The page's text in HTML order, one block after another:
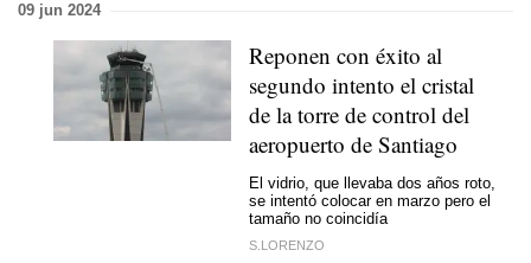
09 jun 2024
Reponen con éxito al
segundo intento el cristal
de la torre de control del
aeropuerto de Santiago
El vidrio, que llevaba dos años roto,
se intentó colocar en marzo pero el
tamaño no coincidía
S.LORENZO